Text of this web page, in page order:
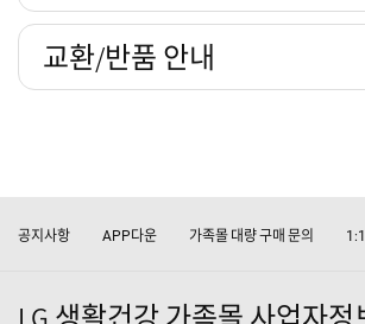
교환/반품 안내
공지사항 APP다운 가족몰 대량 구매 문의 1:1